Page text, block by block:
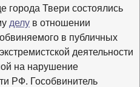
города Твери состоялись
делу в отношении
в публичных
деятельности
на нарушение
РФ. Гособвинитель